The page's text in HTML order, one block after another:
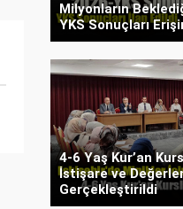
Milyonların
YKS Sonuçları
4-6 Yaş Kur’an
İstişare ve
Gerçekleştirildi